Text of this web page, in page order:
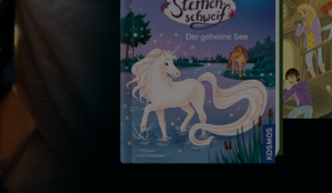
BÜCHER AUS DEM TYROLIA-